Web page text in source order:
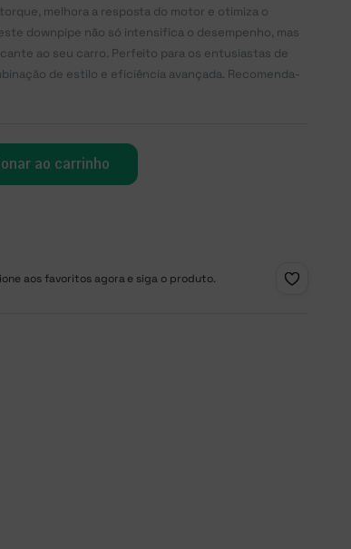
melhora a resposta do motor e otimiza o
downpipe não só intensifica o desempenho, mas
ao seu carro. Perfeito para os entusiastas de
de estilo e eficiência avançada. Recomenda-
ao carrinho
aos favoritos agora e siga o produto.